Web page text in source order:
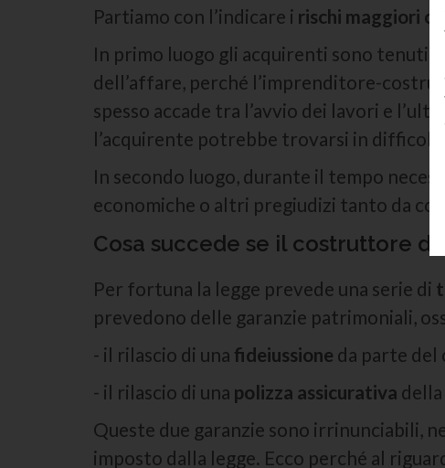
Partiamo con l’indicare i rischi maggiori
In primo luogo gli acquirenti sono tenuti
dell’affare, perché l’imprenditore-
spesso accade tra l’avvio dei lavori e
l’acquirente potrebbe trovarsi in
In secondo luogo, durante il tempo
economiche o altri pregiudizi tanto da
Cosa succede se il costruttore
Per fortuna la legge prevede una serie di
prevedono delle garanzie patrimoniali,
- il rilascio di una fideiussione da parte
- il rilascio di una polizza assicurativa
Queste due garanzie sono irrinunciabili,
imposto dalla legge. Ecco perché al